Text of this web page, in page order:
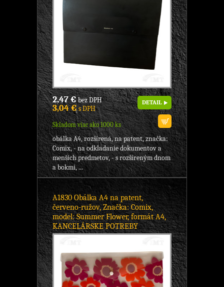
2,47 €bez DPH
3,04 €s DPH
Skladom viac ako 1000 ks
DETAIL
obálka A4, rozšírená, na patent, značka:
Comix, - na odkladanie dokumentov a
menších predmetov, - s rozšíreným dnom
a bokmi, ...
A1830 Obálka A4 na patent,
červeno-ružov, Značka: Comix,
model: Summer Flower, formát A4,
KANCELÁRSKE POTREBY